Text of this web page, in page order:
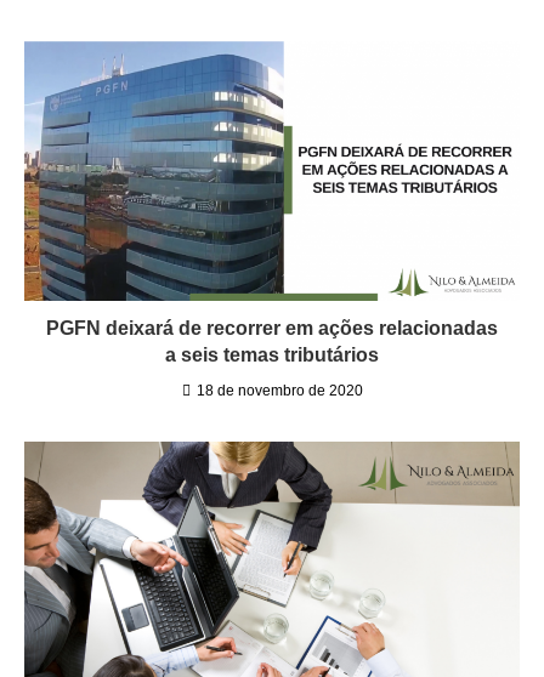
PGFN deixará de recorrer em ações relacionadas
a seis temas tributários
18 de novembro de 2020